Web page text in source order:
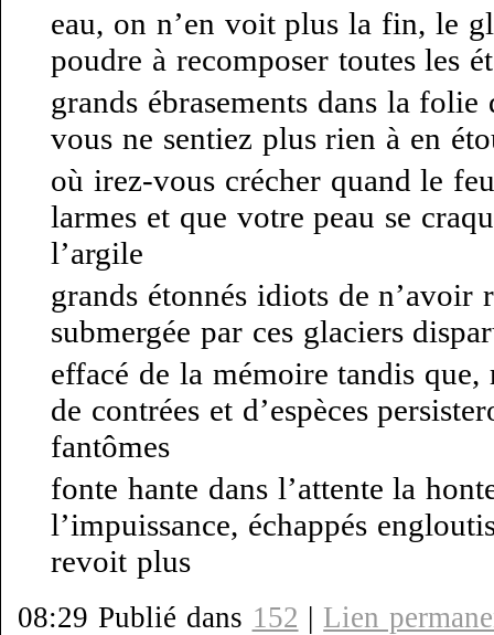
eau, on n’en voit plus la fin, le
poudre à recomposer toutes les
grands ébrasements dans la
vous ne sentiez plus rien à en
où irez-vous crécher quand le
larmes et que votre peau se
l’argile
grands étonnés idiots de
submergée par ces glaciers
effacé de la mémoire tandis que,
de contrées et d’espèces
fantômes
fonte hante dans l’attente la
l’impuissance, échappés
revoit plus
08:29 Publié dans 152 | Lien